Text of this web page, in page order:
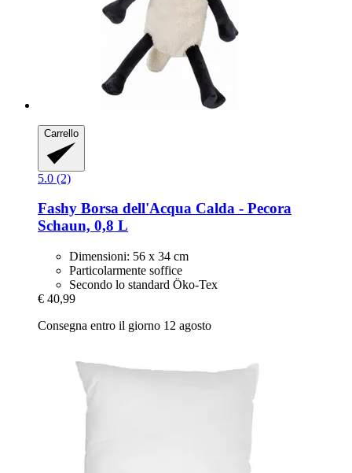
Carrello
5.0 (2)
Fashy Borsa dell'Acqua Calda -​ Pecora
Schaun, 0,8 L
Dimensioni: 56 x 34 cm
Particolarmente soffice
Secondo lo standard Öko-Tex
€ 40,99
Consegna entro il giorno 12 agosto